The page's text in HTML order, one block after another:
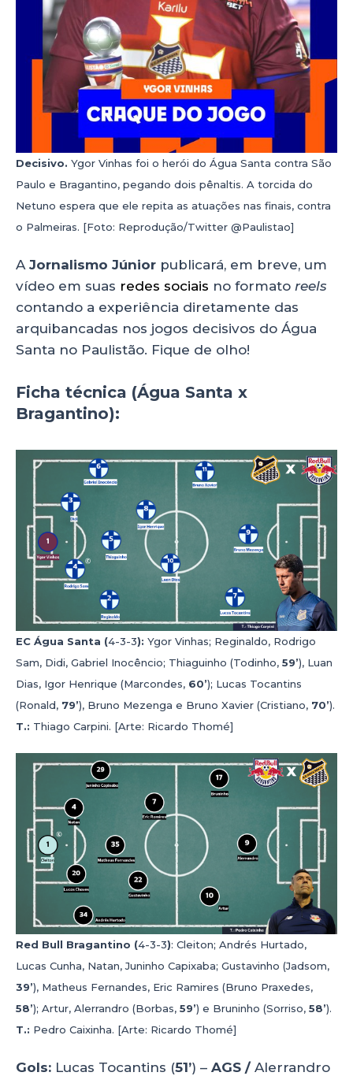
Decisivo. Ygor Vinhas foi o herói do Água Santa contra São
Paulo e Bragantino, pegando dois pênaltis. A torcida do
Netuno espera que ele repita as atuações nas finais, contra
o Palmeiras. [Foto: Reprodução/Twitter @Paulistao]
A Jornalismo Júnior publicará, em breve, um
vídeo em suas redes sociais no formato reels
contando a experiência diretamente das
arquibancadas nos jogos decisivos do Água
Santa no Paulistão. Fique de olho!
Ficha técnica (Água Santa x
Bragantino):
EC Água Santa (4-3-3): Ygor Vinhas; Reginaldo, Rodrigo
Sam, Didi, Gabriel Inocêncio; Thiaguinho (Todinho, 59’), Luan
Dias, Igor Henrique (Marcondes, 60’); Lucas Tocantins
(Ronald, 79’), Bruno Mezenga e Bruno Xavier (Cristiano, 70’).
T.: Thiago Carpini. [Arte: Ricardo Thomé]
Red Bull Bragantino (4-3-3): Cleiton; Andrés Hurtado,
Lucas Cunha, Natan, Juninho Capixaba; Gustavinho (Jadsom,
39’), Matheus Fernandes, Eric Ramires (Bruno Praxedes,
58’); Artur, Alerrandro (Borbas, 59’) e Bruninho (Sorriso, 58’).
T.: Pedro Caixinha. [Arte: Ricardo Thomé]
Gols: Lucas Tocantins (51’) – AGS / Alerrandro